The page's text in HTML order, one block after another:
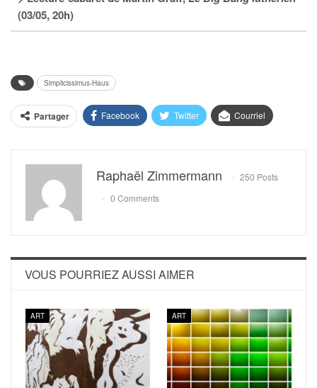
(03/05, 20h)
Simplicissimus-Haus
Partager Facebook Twitter Courriel
Raphaël Zimmermann
250 Posts
0 Comments
VOUS POURRIEZ AUSSI AIMER
ART ART